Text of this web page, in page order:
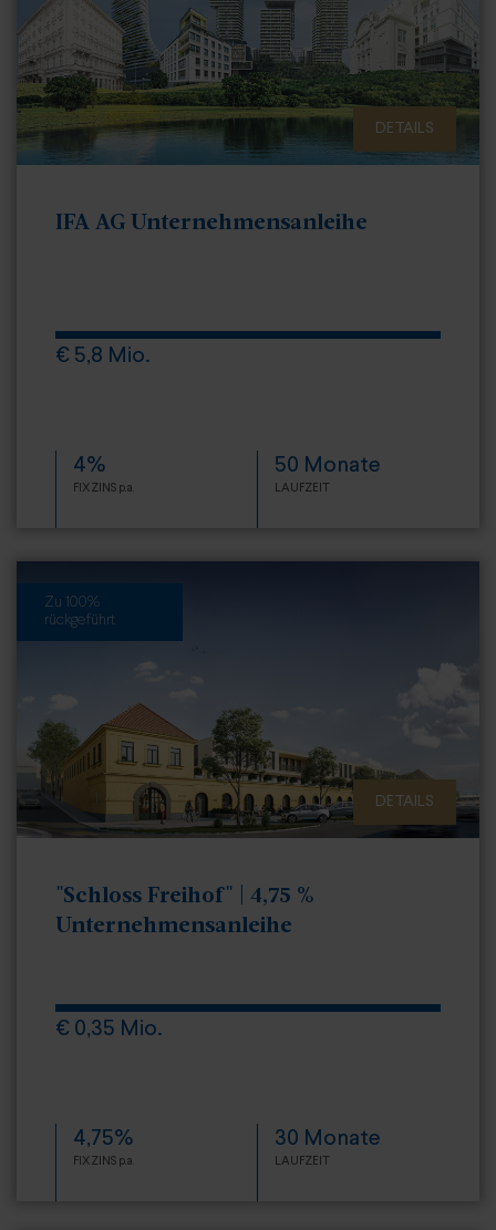
DETAILS
IFA AG Unternehmensanleihe
€ 5,8 Mio.
4%
FIXZINS p.a.
50 Monate
LAUFZEIT
Zu 100%
rückgeführt
DETAILS
"Schloss Freihof" | 4,75 %
Unternehmensanleihe
€ 0,35 Mio.
4,75%
FIXZINS p.a.
30 Monate
LAUFZEIT